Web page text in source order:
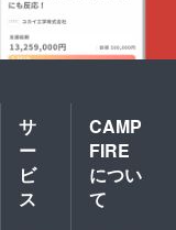
サ
ー
ビ
ス
CAMP
FIRE
につい
て